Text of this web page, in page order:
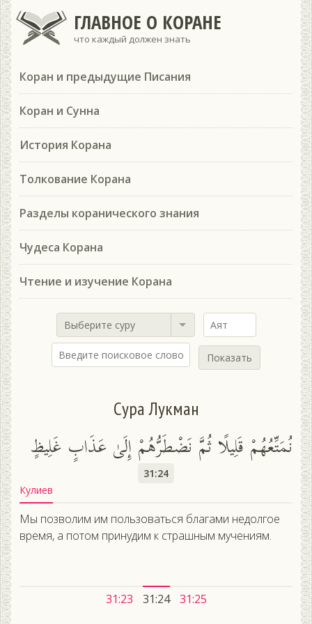
ГЛАВНОЕ О КОРАНЕ
что каждый должен знать
Коран и предыдущие Писания
Коран и Сунна
История Корана
Толкование Корана
Разделы коранического знания
Чудеса Корана
Чтение и изучение Корана
Выберите суру
Показать
Сура Лукман
نُمَتِّعُهُمْ قَلِيلًا ثُمَّ نَضْطَرُّهُمْ إِلَىٰ عَذَابٍ غَلِيظٍ
31:24
Кулиев
Мы позволим им пользоваться благами недолгое
время, а потом принудим к страшным мучениям.
31:23 31:24 31:25